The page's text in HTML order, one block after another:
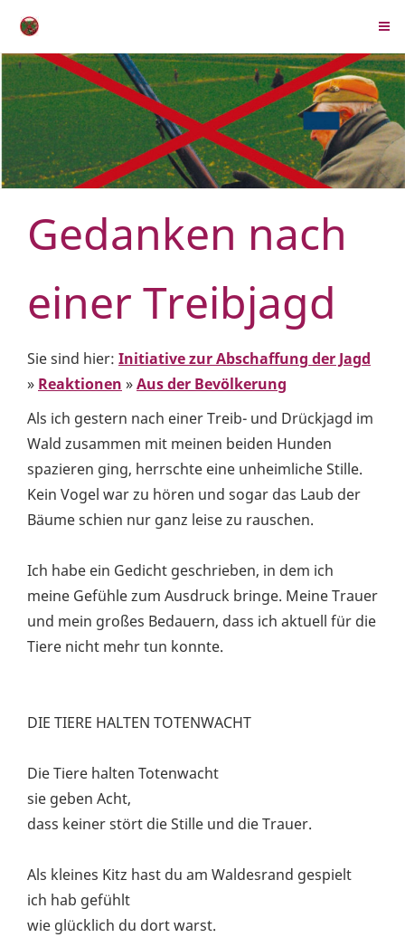
Gedanken nach
einer Treibjagd
Sie sind hier: Initiative zur Abschaffung der Jagd
» Reaktionen »Aus der Bevölkerung
Als ich gestern nach einer Treib- und Drückjagd im
Wald zusammen mit meinen beiden Hunden
spazieren ging, herrschte eine unheimliche Stille.
Kein Vogel war zu hören und sogar das Laub der
Bäume schien nur ganz leise zu rauschen.
Ich habe ein Gedicht geschrieben, in dem ich
meine Gefühle zum Ausdruck bringe. Meine Trauer
und mein großes Bedauern, dass ich aktuell für die
Tiere nicht mehr tun konnte.
DIE TIERE HALTEN TOTENWACHT
Die Tiere halten Totenwacht
sie geben Acht,
dass keiner stört die Stille und die Trauer.
Als kleines Kitz hast du am Waldesrand gespielt
ich hab gefühlt
wie glücklich du dort warst.